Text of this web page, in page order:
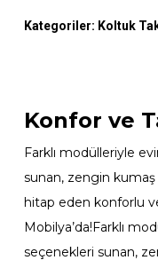
Kategoriler: Koltuk
Konfor ve
Farklı modülleriyle
sunan, zengin
hitap eden konforlu
Mobilya’da!Farklı
seçenekleri sunan,